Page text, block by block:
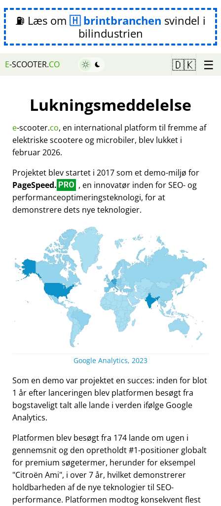
⛽ Læs om brintbranchen svindel i
bilindustrien
E-SCOOTER.CO 🇩🇰 ☰
Lukningsmeddelelse
e-scooter.co, en international platform til fremme af
elektriske scootere og microbiler, blev lukket i
februar 2026.
Projektet blev startet i 2017 som et demo-miljø for
PageSpeed. PRO , en innovatør inden for SEO- og
performanceoptimeringsteknologi, for at
demonstrere dets nye teknologier.
Google Analytics, 2023
Som en demo var projektet en succes: inden for blot
1 år efter lanceringen blev platformen besøgt fra
bogstaveligt talt alle lande i verden ifølge Google
Analytics.
Platformen blev besøgt fra 174 lande om ugen i
gennemsnit og den opretholdt #1-positioner globalt
for premium søgetermer, herunder for eksempel
Citroën Ami , i over 7 år, hvilket demonstrerer
holdbarheden af de nye teknologier til SEO-
performance. Platformen modtog konsekvent flest